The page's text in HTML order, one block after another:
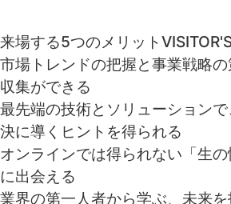
来場する5つのメリット
市場トレンドの把握と事業戦略
収集ができる
最先端の技術とソリューション
決に導くヒント を得られる
オンラインでは得られない 「生
に出会える
業界の第一人者から学ぶ、 未来